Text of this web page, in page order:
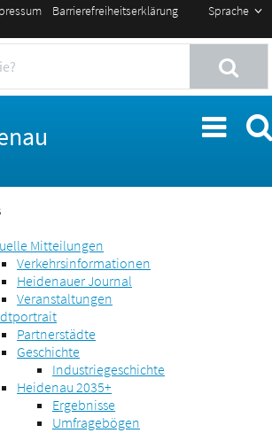
Sprache
Barrierefreiheitserklärung
Mitteilungen
Verkehrsinformationen
Heidenauer Journal
Veranstaltungen
Partnerstädte
Geschichte
Industriegeschichte
Heidenau 2035+
Ergebnisse
Umfragebögen